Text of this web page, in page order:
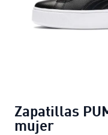
Zapatillas
mujer